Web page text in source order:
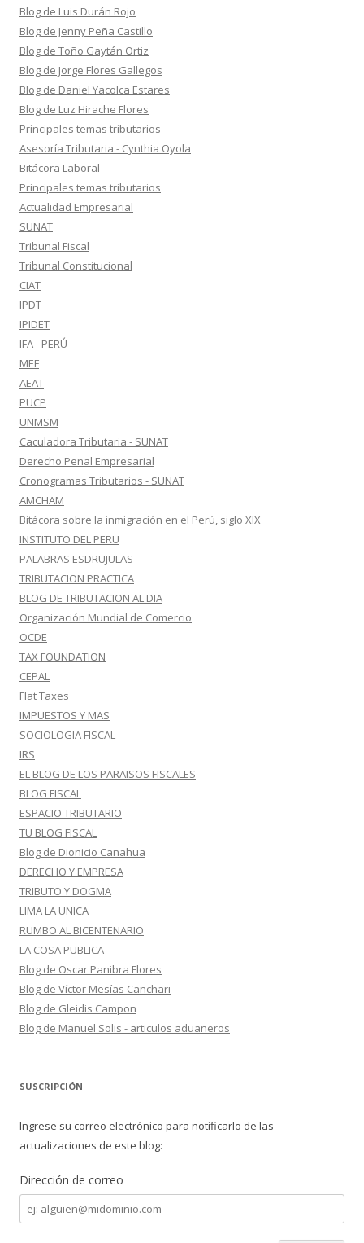
Blog de Luis Durán Rojo
Blog de Jenny Peña Castillo
Blog de Toño Gaytán Ortiz
Blog de Jorge Flores Gallegos
Blog de Daniel Yacolca Estares
Blog de Luz Hirache Flores
Principales temas tributarios
Asesoría Tributaria - Cynthia Oyola
Bitácora Laboral
Principales temas tributarios
Actualidad Empresarial
SUNAT
Tribunal Fiscal
Tribunal Constitucional
CIAT
IPDT
IPIDET
IFA - PERÚ
MEF
AEAT
PUCP
UNMSM
Caculadora Tributaria - SUNAT
Derecho Penal Empresarial
Cronogramas Tributarios - SUNAT
AMCHAM
Bitácora sobre la inmigración en el Perú, siglo XIX
INSTITUTO DEL PERU
PALABRAS ESDRUJULAS
TRIBUTACION PRACTICA
BLOG DE TRIBUTACION AL DIA
Organización Mundial de Comercio
OCDE
TAX FOUNDATION
CEPAL
Flat Taxes
IMPUESTOS Y MAS
SOCIOLOGIA FISCAL
IRS
EL BLOG DE LOS PARAISOS FISCALES
BLOG FISCAL
ESPACIO TRIBUTARIO
TU BLOG FISCAL
Blog de Dionicio Canahua
DERECHO Y EMPRESA
TRIBUTO Y DOGMA
LIMA LA UNICA
RUMBO AL BICENTENARIO
LA COSA PUBLICA
Blog de Oscar Panibra Flores
Blog de Víctor Mesías Canchari
Blog de Gleidis Campon
Blog de Manuel Solis - articulos aduaneros
SUSCRIPCIÓN
Ingrese su correo electrónico para notificarlo de las
actualizaciones de este blog:
Dirección de correo
Dirección
de
correo